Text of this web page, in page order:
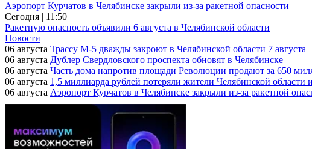
Аэропорт Курчатов в Челябинске закрыли из-за ракетной опасности
Сегодня | 11:50
Ракетную опасность объявили 6 августа в Челябинской области
Новости
06 августа Трассу М-5 дважды закроют в Челябинской области 7 августа
06 августа Дублер Свердловского проспекта обновят в Челябинске
06 августа Часть дома напротив площади Революции продают за 650
06 августа 1,5 миллиарда рублей потеряли жители Челябинской области
06 августа Аэропорт Курчатов в Челябинске закрыли из-за ракетной